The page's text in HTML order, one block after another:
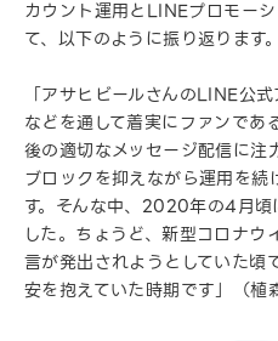
カウント運用とLINEプロモー
て、以下のように振り返ります。
「アサヒビールさんのLINE公
などを通して着実にファンであ
後の適切なメッセージ配信に注
ブロックを抑えながら運用を
す。そんな中、2020年の4月
した。ちょうど、新型コロナウ
言が発出されようとしていた頃
安を抱えていた時期です」（植